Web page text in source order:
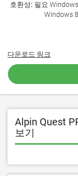
호환성: 필요
Windows
다운로드 링크
Alpin Quest
보기